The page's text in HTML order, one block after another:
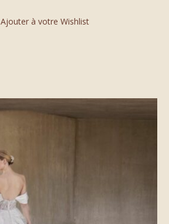
Ajouter à votre Wishlist